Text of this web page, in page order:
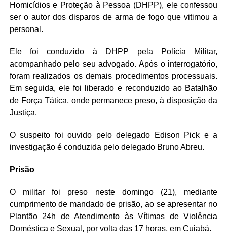
Homicídios e Proteção à Pessoa (DHPP), ele confessou
ser o autor dos disparos de arma de fogo que vitimou a
personal.
Ele foi conduzido à DHPP pela Polícia Militar,
acompanhado pelo seu advogado. Após o interrogatório,
foram realizados os demais procedimentos processuais.
Em seguida, ele foi liberado e reconduzido ao Batalhão
de Força Tática, onde permanece preso, à disposição da
Justiça.
O suspeito foi ouvido pelo delegado Edison Pick e a
investigação é conduzida pelo delegado Bruno Abreu.
Prisão
O militar foi preso neste domingo (21), mediante
cumprimento de mandado de prisão, ao se apresentar no
Plantão 24h de Atendimento às Vítimas de Violência
Doméstica e Sexual, por volta das 17 horas, em Cuiabá.